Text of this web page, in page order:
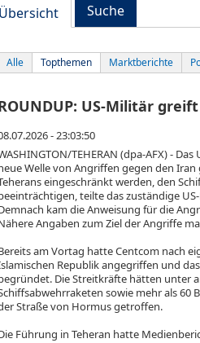
Übersicht Suche
Alle Topthemen Marktberichte
US-Militär
- 23:03:50
TEHERAN (dpa-AFX) -
Welle von Angriffen gegen den
eingeschränkt werden, den
teilte das zuständige
kam die Anweisung für die
Angaben zum Ziel der Angriffe
am Vortag hatte Centcom nach
Republik angegriffen und
Die Streitkräfte hätten unter
sowie mehr als 60
Straße von Hormus getroffen.
Führung in Teheran hatte